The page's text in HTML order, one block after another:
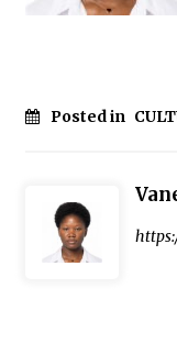
Posted in